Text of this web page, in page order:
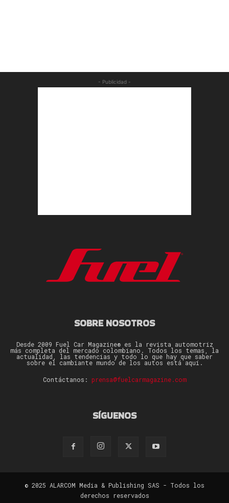
- Publicidad -
SOBRE NOSOTROS
Desde 2009 Fuel Car Magazine® es la revista automotriz
más completa del mercado colombiano. Todos los temas, la
actualidad, las tendencias y todo lo que hay que saber
sobre el cambiante mundo de los autos está aquí.
Contáctanos: prensa@fuelcarmagazine.com
SÍGUENOS
© 2025 ALARCOM Media & Publishing SAS - Todos los
derechos reservados